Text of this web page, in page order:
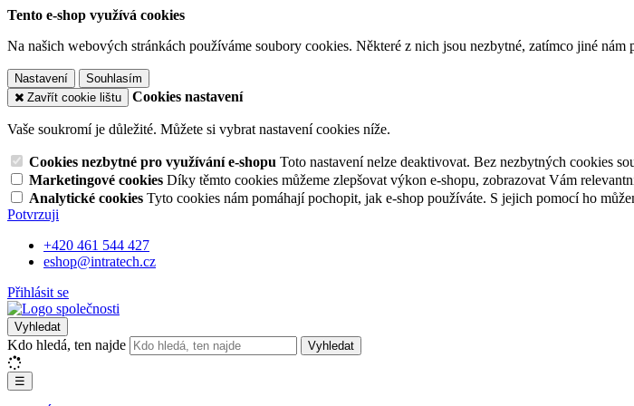
Tento e-shop využívá cookies
Na našich webových stránkách používáme soubory cookies. Některé z nich jsou nezbytné, zatímco jiné
Nastavení
Souhlasím
Zavřít cookie lištu
Cookies nastavení
Vaše soukromí je důležité. Můžete si vybrat nastavení cookies níže.
Cookies nezbytné pro využívání e-shopu Toto nastavení nelze deaktivovat. Bez nezbytných cookies
Marketingové cookies Díky těmto cookies můžeme zlepšovat výkon e-shopu, zobrazovat Vám
Analytické cookies Tyto cookies nám pomáhají pochopit, jak e-shop používáte. S jejich pomocí ho
Potvrzuji
+420 461 544 427
eshop@intratech.cz
Přihlásit se
Vyhledat
Kdo hledá, ten najde Vyhledat
☰